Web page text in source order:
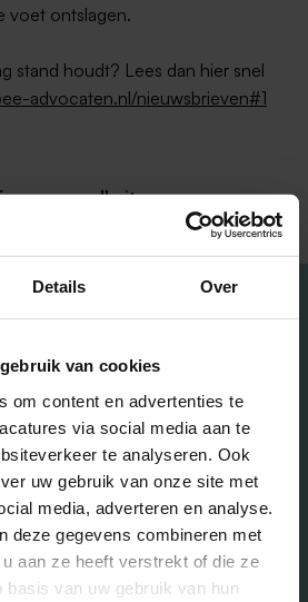
Details Over
van cookies
om content en advertenties te
via social media aan te
te analyseren. Ook
uw gebruik van onze site met
media, adverteren en analyse.
deze gegevens combineren met
aan ze heeft verstrekt of die ze
basis van uw gebruik van hun
voet ontslagen.
stand houdt? Lees dan hier snel
advocaten.nl/nieuwsbrieven#1
naar alle items
mailbox?
houden je op de hoogte